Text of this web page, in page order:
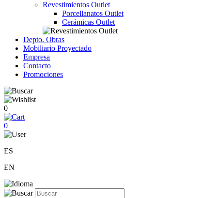
Revestimientos Outlet
Porcellanatos Outlet
Cerámicas Outlet
Depto. Obras
Mobiliario Proyectado
Empresa
Contacto
Promociones
0
0
ES
EN